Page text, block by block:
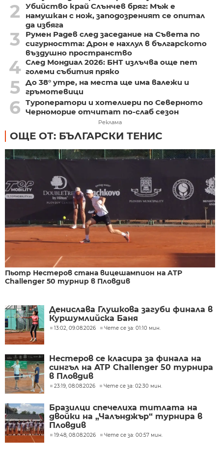
2
Убийство край Слънчев бряг: Мъж е
намушкан с нож, заподозреният се опитал
да избяга
3
Румен Радев след заседание на Съвета по
сигурността: Дрон е нахлул в българското
въздушно пространство
4 След Мондиал 2026: БНТ излъчва още пет
големи събития пряко
5 До 38° утре, на места ще има валежи и
гръмотевици
6 Туроператори и хотелиери по Северното
Черноморие отчитат по-слаб сезон
Реклама
ОЩЕ ОТ: БЪЛГАРСКИ ТЕНИС
Пьотр Нестеров стана вицешампион на ATP
Challenger 50 турнир в Пловдив
Денислава Глушкова загуби финала в
Куршумлийска Баня
13:02, 09.08.2026 Чете се за: 01:10 мин.
Нестеров се класира за финала на
сингъл на ATP Challenger 50 турнира
в Пловдив
23:19, 08.08.2026 Чете се за: 02:30 мин.
Бразилци спечелиха титлата на
двойки на „Чалънджър“ турнира в
Пловдив
19:48, 08.08.2026 Чете се за: 00:57 мин.